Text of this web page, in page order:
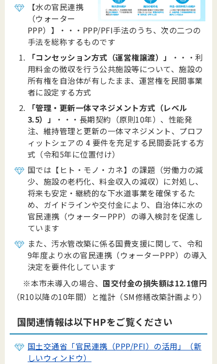
【水の官民連携
（ウォーター
PPP）】・・・PPP/PFI手法のうち、次の二つの
手法を総称するものです
「コンセッション方式（運営権譲渡）」
・・・利
用料金の徴収を行う公共施設等について、施設の
所有権を自治体が有したまま、運営権を民間事業
者に設定する方式
「管理・更新一体マネジメント方式（レベル
3.5）」
・・・長期契約（原則10年）、性能発
注、維持管理と更新の一体マネジメント、プロフ
ィットシェアの 4 要件を充足する民間委託する方
式（令和5年に位置付け）
国では【ヒト・モノ・カネ】の課題（労働力の減
少、施設の老朽化、料金収入の減収）に対処し、
将来も安定・継続的な下水道事業を確保するた
め、ガイドラインや交付金により、自治体に水の
官民連携（ウォーターPPP）の導入検討を促進し
ています
また、汚水管改築に係る国費支援に関して、令和
9年度より水の官民連携（ウォーターPPP）の導入
決定を要件化しています
※本市未導入の場合、 国交付金の損失額は12.1億円
（R10以降の10年間）と推計 （SM修繕改築計画より）
国関連情報は以下HPをご覧ください
国土交通省「官民連携（PPP/PFI）の活用」（新
しいウィンドウ）